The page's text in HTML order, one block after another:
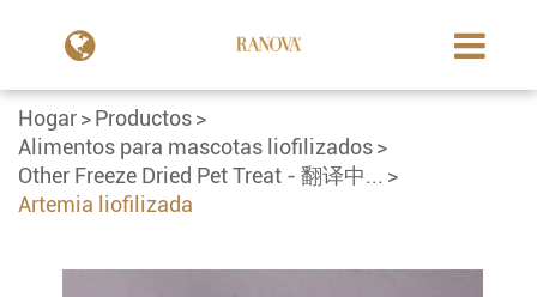
Hogar
Productos
Alimentos para mascotas liofilizados
Other Freeze Dried Pet Treat - 翻译中...
Artemia liofilizada